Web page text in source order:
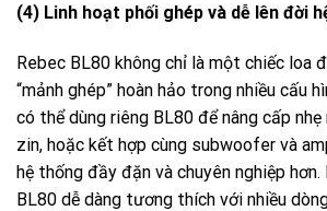
(4) Linh hoạt phối ghép và dễ lên đời
Rebec BL80 không chỉ là một chiếc loa
“mảnh ghép” hoàn hảo trong nhiều cấu
có thể dùng riêng BL80 để nâng cấp nhẹ
zin, hoặc kết hợp cùng subwoofer và
hệ thống đầy đặn và chuyên nghiệp
BL80 dễ dàng tương thích với nhiều